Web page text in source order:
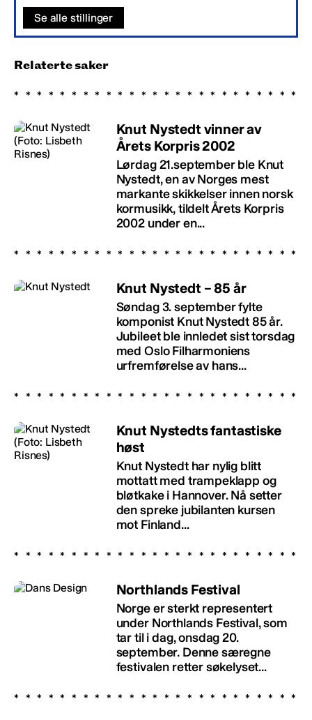
Se alle stillinger
Relaterte saker
Knut Nystedt vinner av
Årets Korpris 2002
Lørdag 21.september ble Knut
Nystedt, en av Norges mest
markante skikkelser innen norsk
kormusikk, tildelt Årets Korpris
2002 under en...
Knut Nystedt – 85 år
Søndag 3. september fylte
komponist Knut Nystedt 85 år.
Jubileet ble innledet sist torsdag
med Oslo Filharmoniens
urfremførelse av hans...
Knut Nystedts fantastiske
høst
Knut Nystedt har nylig blitt
mottatt med trampeklapp og
bløtkake i Hannover. Nå setter
den spreke jubilanten kursen
mot Finland...
Northlands Festival
Norge er sterkt representert
under Northlands Festival, som
tar til i dag, onsdag 20.
september. Denne særegne
festivalen retter søkelyset...